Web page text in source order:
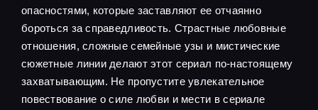
опасностями, которые заставляют ее отчаянно
бороться за справедливость. Страстные любовные
отношения, сложные семейные узы и мистические
сюжетные линии делают этот сериал по-настоящему
захватывающим. Не пропустите увлекательное
повествование о силе любви и мести в сериале